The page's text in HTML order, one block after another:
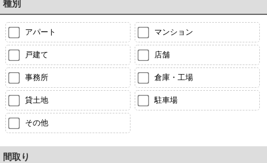
種別
アパート マンション
戸建て 店舗
事務所 倉庫・工場
貸土地 駐車場
その他
間取り